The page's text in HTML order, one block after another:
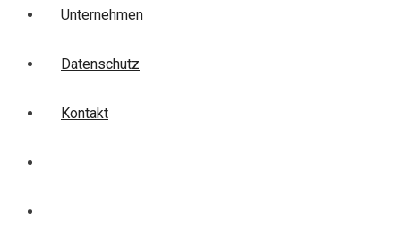
Unternehmen
Datenschutz
Kontakt